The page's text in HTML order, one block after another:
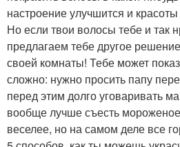
настроение улучшится и
Но если твои волосы тебе и так
предлагаем тебе другое
своей комнаты! Тебе может
сложно: нужно просить папу
перед этим долго уговаривать
вообще лучше съесть
веселее, но на самом деле все